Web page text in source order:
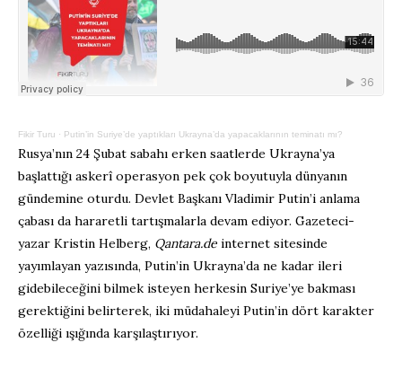
Fikir Turu · Putin’in Suriye’de yaptıkları Ukrayna’da yapacaklarının teminatı mı?
Rusya’nın 24 Şubat sabahı erken saatlerde Ukrayna’ya
başlattığı askerî operasyon pek çok boyutuyla dünyanın
gündemine oturdu. Devlet Başkanı Vladimir Putin’i anlama
çabası da hararetli tartışmalarla devam ediyor. Gazeteci-
yazar Kristin Helberg, Qantara.de internet sitesinde
yayımlayan yazısında, Putin’in Ukrayna’da ne kadar ileri
gidebileceğini bilmek isteyen herkesin Suriye’ye bakması
gerektiğini belirterek, iki müdahaleyi Putin’in dört karakter
özelliği ışığında karşılaştırıyor.